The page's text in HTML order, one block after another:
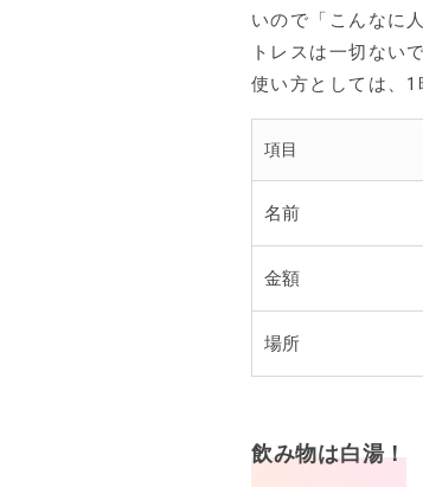
いので「こんなに
トレスは一切ない
使い方としては、1
項目
名前
金額
場所
飲み物は白湯！